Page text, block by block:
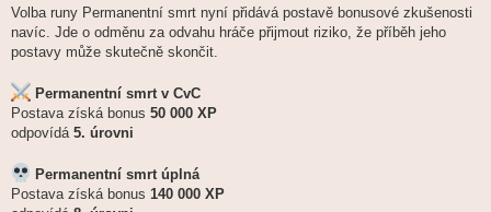
Volba runy Permanentní smrt nyní přidává postavě bonusové zkušenosti
navíc. Jde o odměnu za odvahu hráče přijmout riziko, že příběh jeho
postavy může skutečně skončit.
Permanentní smrt v CvC
Postava získá bonus 50 000 XP
odpovídá 5. úrovni
Permanentní smrt úplná
Postava získá bonus 140 000 XP